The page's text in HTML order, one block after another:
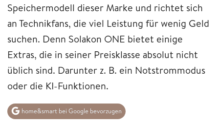
Speichermodell dieser Marke und richtet sich
an Technikfans, die viel Leistung für wenig Geld
suchen. Denn Solakon ONE bietet einige
Extras, die in seiner Preisklasse absolut nicht
üblich sind. Darunter z. B. ein Notstrommodus
oder die KI-Funktionen.
home&smart bei Google bevorzugen